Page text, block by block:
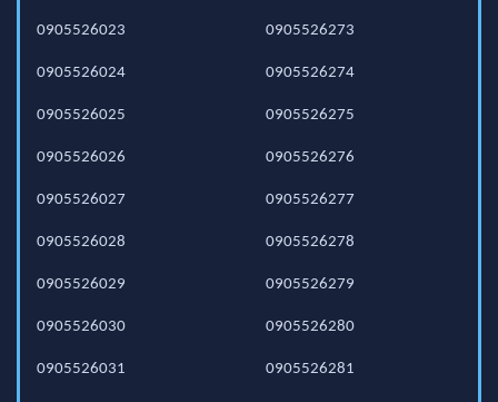
0905526023
0905526024
0905526025
0905526026
0905526027
0905526028
0905526029
0905526030
0905526031
0905526273
0905526274
0905526275
0905526276
0905526277
0905526278
0905526279
0905526280
0905526281